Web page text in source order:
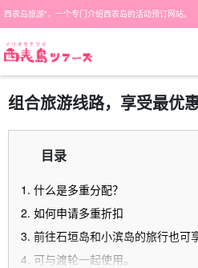
西表岛旅游"，一个专门介绍西表岛的活动预订网站。
组合旅游线路，享受最优
目录
1. 什么是多重分配？
2. 如何申请多重折扣
3. 前往石垣岛和小滨岛的旅行也可
4. 可与渡轮一起使用。